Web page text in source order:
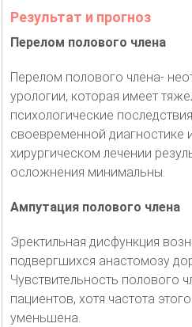
Результат и прогноз
Перелом полового члена
Перелом полового члена-
урологии, которая имеет
психологические
своевременной диагностике
хирургическом лечении
осложнения минимальны.
Ампутация полового члена
Эректильная дисфункция
подвергшихся анастомозу
Чувствительность полового
пациентов, хотя частота
уменьшена.